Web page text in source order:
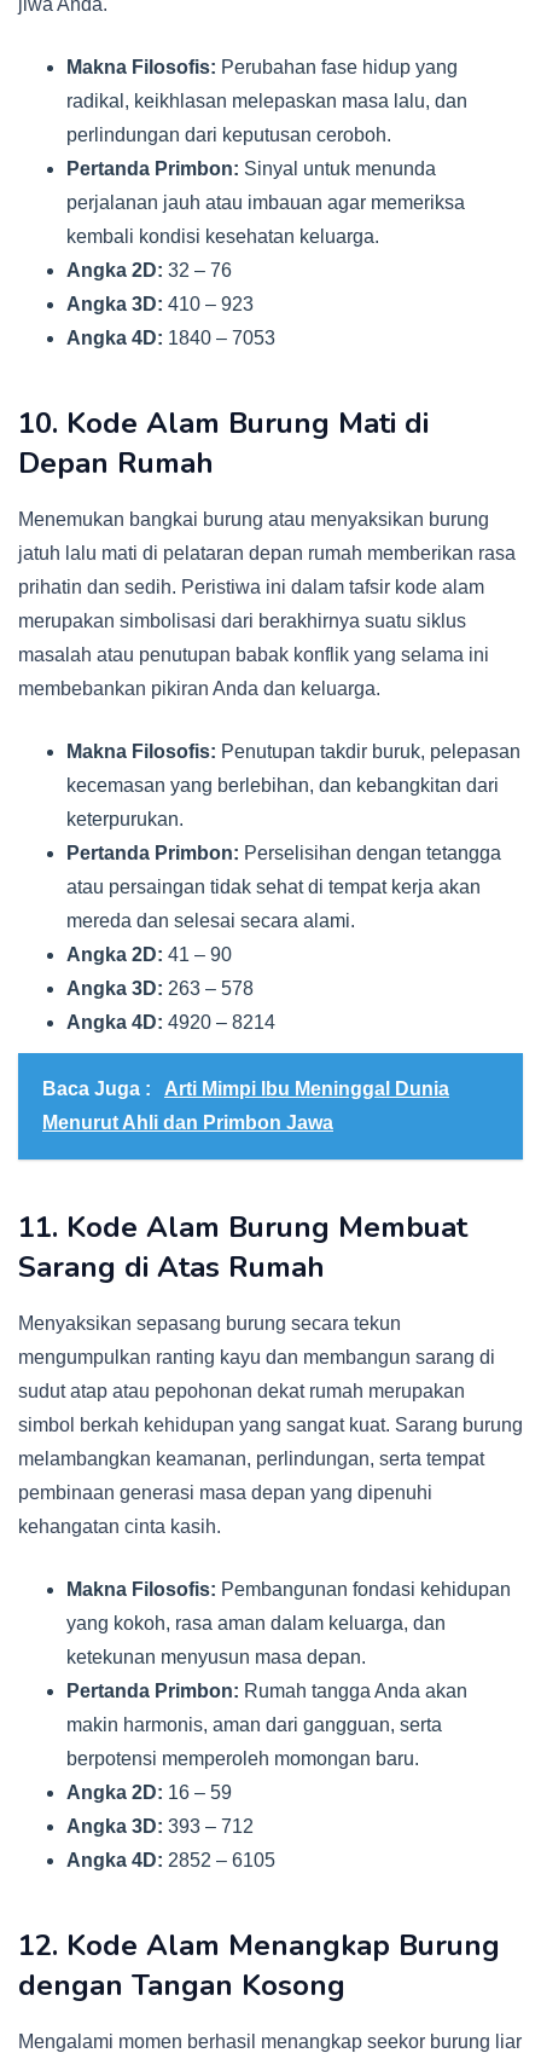
Makna Filosofis: Perubahan fase hidup yang
radikal, keikhlasan melepaskan masa lalu, dan
perlindungan dari keputusan ceroboh.
Pertanda Primbon: Sinyal untuk menunda
perjalanan jauh atau imbauan agar memeriksa
kembali kondisi kesehatan keluarga.
Angka 2D: 32 – 76
Angka 3D: 410 – 923
Angka 4D: 1840 – 7053
10. Kode Alam Burung Mati di
Depan Rumah
Menemukan bangkai burung atau menyaksikan burung
jatuh lalu mati di pelataran depan rumah memberikan rasa
prihatin dan sedih. Peristiwa ini dalam tafsir kode alam
merupakan simbolisasi dari berakhirnya suatu siklus
masalah atau penutupan babak konflik yang selama ini
membebankan pikiran Anda dan keluarga.
Makna Filosofis: Penutupan takdir buruk, pelepasan
kecemasan yang berlebihan, dan kebangkitan dari
keterpurukan.
Pertanda Primbon: Perselisihan dengan tetangga
atau persaingan tidak sehat di tempat kerja akan
mereda dan selesai secara alami.
Angka 2D: 41 – 90
Angka 3D: 263 – 578
Angka 4D: 4920 – 8214
Baca Juga :
Arti Mimpi Ibu Meninggal Dunia
Menurut Ahli dan Primbon Jawa
11. Kode Alam Burung Membuat
Sarang di Atas Rumah
Menyaksikan sepasang burung secara tekun
mengumpulkan ranting kayu dan membangun sarang di
sudut atap atau pepohonan dekat rumah merupakan
simbol berkah kehidupan yang sangat kuat. Sarang burung
melambangkan keamanan, perlindungan, serta tempat
pembinaan generasi masa depan yang dipenuhi
kehangatan cinta kasih.
Makna Filosofis: Pembangunan fondasi kehidupan
yang kokoh, rasa aman dalam keluarga, dan
ketekunan menyusun masa depan.
Pertanda Primbon: Rumah tangga Anda akan
makin harmonis, aman dari gangguan, serta
berpotensi memperoleh momongan baru.
Angka 2D: 16 – 59
Angka 3D: 393 – 712
Angka 4D: 2852 – 6105
12. Kode Alam Menangkap Burung
dengan Tangan Kosong
Mengalami momen berhasil menangkap seekor burung liar